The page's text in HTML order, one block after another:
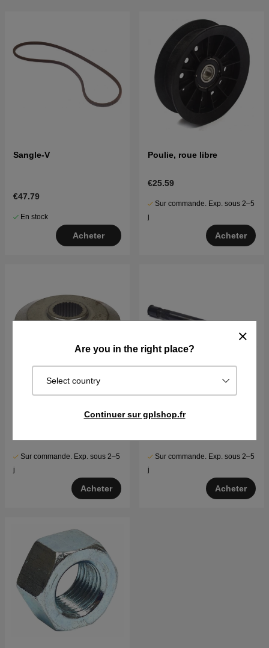
Are you in the right place?
Select country
Continuer sur gplshop.fr
Sangle-V
€47.79
En stock
Acheter
Poulie, roue libre
€25.59
Sur commande. Exp. sous 2–5
j
Acheter
Sur commande. Exp. sous 2–5
j
Acheter
Sur commande. Exp. sous 2–5
j
Acheter